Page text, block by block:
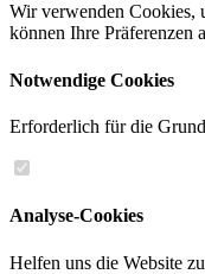
Wir verwenden Cookies,
können Ihre Präferenzen
Notwendige Cookies
Erforderlich für die
Analyse-Cookies
Helfen uns die Website